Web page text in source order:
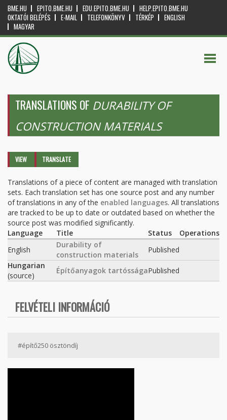
BME.HU EPITO.BME.HU EDU.EPITO.BME.HU
HELP.EPITO.BME.HU
OKTATÓI BELÉPÉS
E-MAIL TELEFONKÖNYV TÉRKÉP
ENGLISH
MAGYAR
TRANSLATIONS OF DURABILITY OF
CONSTRUCTION MATERIALS
Primary tabs
VIEW TRANSLATE
Translations of a piece of content are managed with translation
sets. Each translation set has one source post and any number
of translations in any of the enabled languages. All translations
are tracked to be up to date or outdated based on whether the
source post was modified significantly.
Language
Title Status
Operations
English
Durability of
construction materials
Published
Hungarian
(source)
Építőanyagok tartósságaPublished
FELVÉTELI INFORMÁCIÓ
#építő250 ösztöndíj